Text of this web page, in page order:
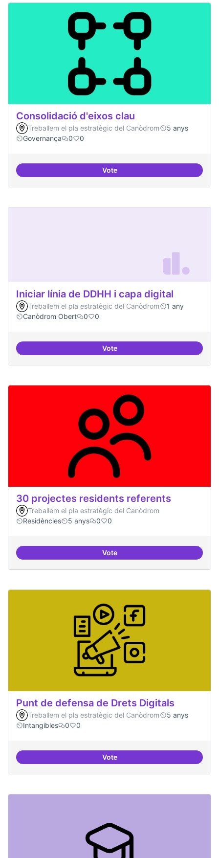
Consolidació d'eixos clau
Treballem el pla estratègic del Canòdrom
5 anys
Governança
0 0
VoteConsolidació d'eixos clau
Iniciar línia de DDHH i capa digital
Treballem el pla estratègic del Canòdrom
1 any
Canòdrom Obert
0 0
VoteIniciar línia de DDHH i capa
30 projectes residents referents
Treballem el pla estratègic del Canòdrom
Residències
5 anys 0 0
Vote30 projectes residents referents
Punt de defensa de Drets Digitals
Treballem el pla estratègic del Canòdrom
5 anys
Intangibles
0 0
VotePunt de defensa de Drets Digitals